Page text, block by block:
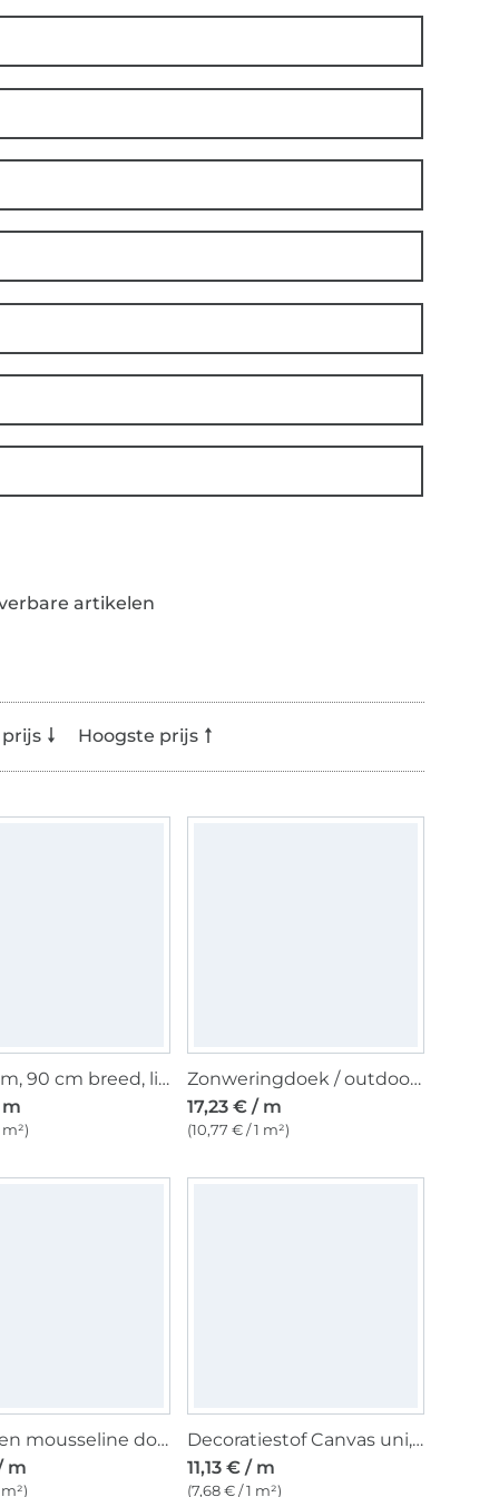
artikelen
Hoogste prijs
Vilt 3 mm, 90 cm breed, lichtgrijs gemêleerd
m
m²)
Zonweringdoek / outdoorstof, 160 cm, lichtgrijs
17,23 € / m
(10,77 € / 1 m²)
Katoenen mousseline double gauze, steengrijs
m
Decoratiestof Canvas uni, antracietgrijs
11,13 € / m
(7,68 € / 1 m²)